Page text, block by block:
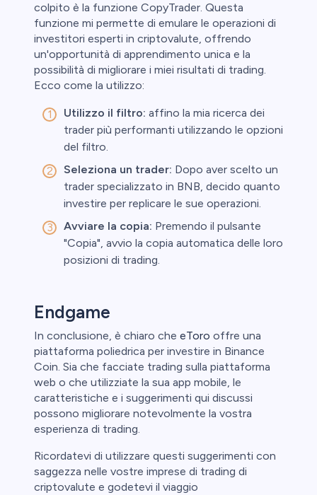
colpito è la funzione CopyTrader. Questa
funzione mi permette di emulare le operazioni di
investitori esperti in criptovalute, offrendo
un'opportunità di apprendimento unica e la
possibilità di migliorare i miei risultati di trading.
Ecco come la utilizzo:
Utilizzo il filtro: affino la mia ricerca dei
trader più performanti utilizzando le opzioni
del filtro.
Seleziona un trader: Dopo aver scelto un
trader specializzato in BNB, decido quanto
investire per replicare le sue operazioni.
Avviare la copia: Premendo il pulsante
"Copia", avvio la copia automatica delle loro
posizioni di trading.
Endgame
In conclusione, è chiaro che eToro offre una
piattaforma poliedrica per investire in Binance
Coin. Sia che facciate trading sulla piattaforma
web o che utilizziate la sua app mobile, le
caratteristiche e i suggerimenti qui discussi
possono migliorare notevolmente la vostra
esperienza di trading.
Ricordatevi di utilizzare questi suggerimenti con
saggezza nelle vostre imprese di trading di
criptovalute e godetevi il viaggio